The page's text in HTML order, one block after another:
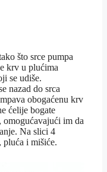
što srce pumpa
krv u plućima
se udiše.
nazad do srca
obogaćenu krv
ćelije bogate
im da
Na slici 4
i mišiće.